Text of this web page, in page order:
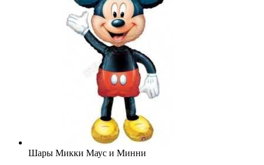
Шары Микки Маус и Минни